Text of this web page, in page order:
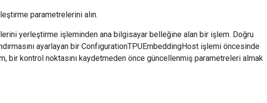
parametrelerini alın.
yerleştirme işleminden ana bilgisayar belleğine alan bir işlem. Doğru
ayarlayan bir ConfigurationTPUEmbeddingHost işlemi öncesinde
bir kontrol noktasını kaydetmeden önce güncellenmiş parametreleri almak